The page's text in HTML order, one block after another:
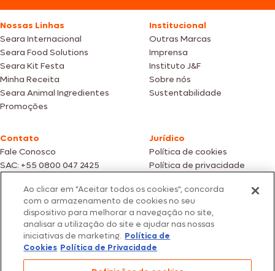
Nossas Linhas
Seara Internacional
Seara Food Solutions
Seara Kit Festa
Minha Receita
Seara Animal Ingredientes
Promoções
Institucional
Outras Marcas
Imprensa
Instituto J&F
Sobre nós
Sustentabilidade
Contato
Fale Conosco
SAC: +55 0800 047 2425
Jurídico
Política de cookies
Política de privacidade
Fotos meramente ilustrativas | Ofertas válidas enquanto durarem os
estoques dos nossos parceiros | Vendas sujeitas a análise e confirmação
de dados.
Os preços, promoções e condições de pagamento são válidos
exclusivamente para compras efetuadas em nossos parceiros.
Todos os produtos estão sujeitos a disponibilidade de estoque.
Ao clicar em "Aceitar todos os cookies", concorda
com o armazenamento de cookies no seu
dispositivo para melhorar a navegação no site,
analisar a utilização do site e ajudar nas nossas
iniciativas de marketing. Política de
Cookies Política de Privacidade